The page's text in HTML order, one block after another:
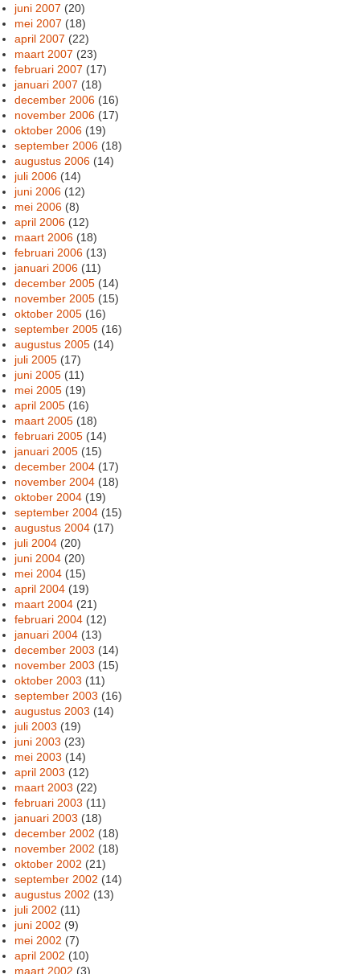
juni 2007 (20)
mei 2007 (18)
april 2007 (22)
maart 2007 (23)
februari 2007 (17)
januari 2007 (18)
december 2006 (16)
november 2006 (17)
oktober 2006 (19)
september 2006 (18)
augustus 2006 (14)
juli 2006 (14)
juni 2006 (12)
mei 2006 (8)
april 2006 (12)
maart 2006 (18)
februari 2006 (13)
januari 2006 (11)
december 2005 (14)
november 2005 (15)
oktober 2005 (16)
september 2005 (16)
augustus 2005 (14)
juli 2005 (17)
juni 2005 (11)
mei 2005 (19)
april 2005 (16)
maart 2005 (18)
februari 2005 (14)
januari 2005 (15)
december 2004 (17)
november 2004 (18)
oktober 2004 (19)
september 2004 (15)
augustus 2004 (17)
juli 2004 (20)
juni 2004 (20)
mei 2004 (15)
april 2004 (19)
maart 2004 (21)
februari 2004 (12)
januari 2004 (13)
december 2003 (14)
november 2003 (15)
oktober 2003 (11)
september 2003 (16)
augustus 2003 (14)
juli 2003 (19)
juni 2003 (23)
mei 2003 (14)
april 2003 (12)
maart 2003 (22)
februari 2003 (11)
januari 2003 (18)
december 2002 (18)
november 2002 (18)
oktober 2002 (21)
september 2002 (14)
augustus 2002 (13)
juli 2002 (11)
juni 2002 (9)
mei 2002 (7)
april 2002 (10)
maart 2002 (3)